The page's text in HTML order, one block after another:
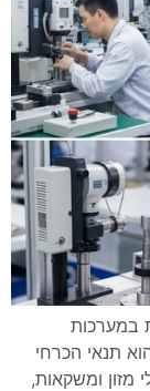
במערכות
תנאי הכרחי
מזון ומשקאות,